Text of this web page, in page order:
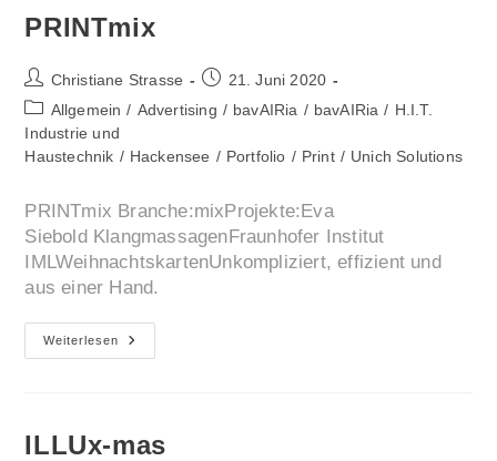
PRINTmix
Beitrags-
Autor:
Christiane Strasse
Beitrag
veröffentlicht:
21. Juni 2020
Beitrags-
Kategorie:
Allgemein / Advertising / bavAIRia / bavAIRia / H.I.T.
Industrie und
Haustechnik / Hackensee / Portfolio / Print / Unich Solutions
PRINTmix Branche:mixProjekte:Eva
Siebold KlangmassagenFraunhofer Institut
IMLWeihnachtskartenUnkompliziert, effizient und
aus einer Hand.
Weiterlesen PRINTmix
ILLUx-mas